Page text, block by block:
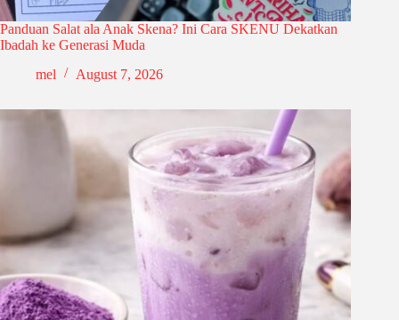
Panduan Salat ala Anak Skena? Ini Cara SKENU Dekatkan
Ibadah ke Generasi Muda
mel
August 7, 2026